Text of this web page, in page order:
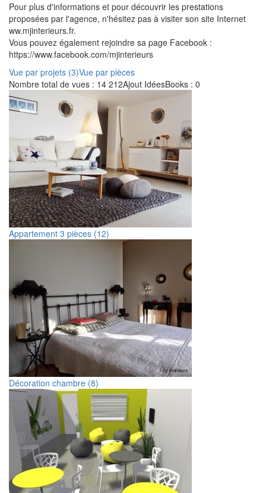
Pour plus d'informations et pour découvrir les prestations
proposées par l'agence, n'hésitez pas à visiter son site Internet
ww.mjinterieurs.fr.
Vous pouvez également rejoindre sa page Facebook :
https://www.facebook.com/mjinterieurs
Vue par projets (3)Vue par pièces
Nombre total de vues : 14 212Ajout IdéesBooks : 0
Appartement 3 pièces (12)
Décoration chambre (8)